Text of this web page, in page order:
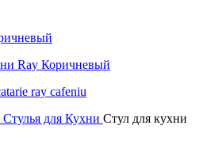
Стулья для Кухни Стул для кухни